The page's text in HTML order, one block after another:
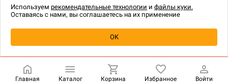
Уведомить о наличии
технологии.
Главная Каталог Корзина Избранное Войти
Используем рекомендательные технологии и файлы куки.
Оставаясь с нами, вы соглашаетесь на их применение
OK